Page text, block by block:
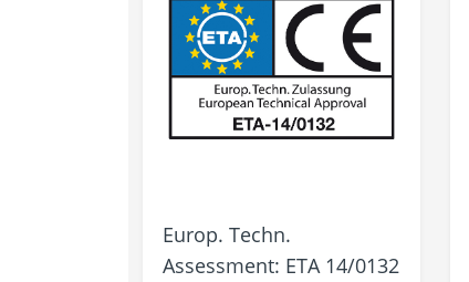
Europ. Techn.
Assessment: ETA 14/0132